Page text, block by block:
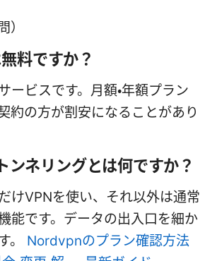
）
料ですか？
ービスです。月額・年額プラン
約の方が割安になることがあり
ンネリングとは何ですか？
けVPNを使い、それ以外は通常
能です。データの出入口を細か
。 Nordvpnのプラン確認方法